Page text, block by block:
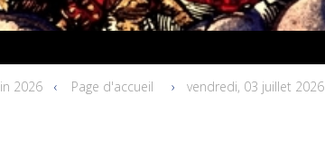
2026 Page d'accueil vendredi, 03 juillet 2026